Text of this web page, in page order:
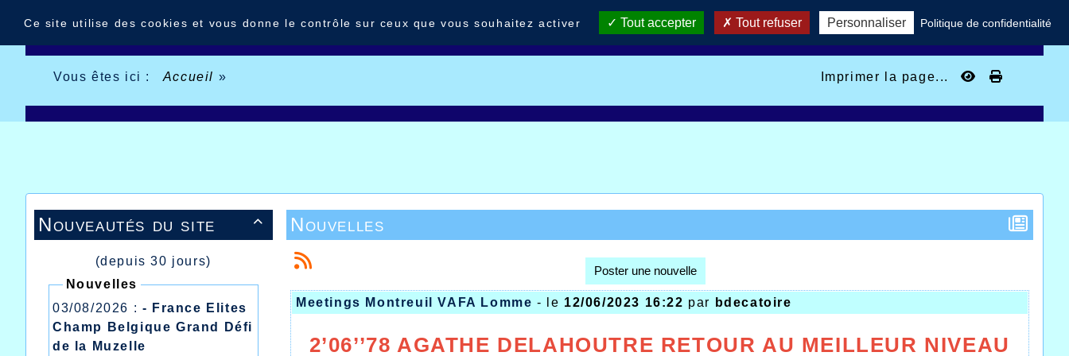
Vous êtes ici : Accueil » Imprimer la page...

Nouveautés du site
(depuis 30 jours)
Nouvelles
03/08/2026 : - France Elites
Champ Belgique Grand Défi
de la Muzelle
Nouvelles
Poster une nouvelle
Meetings Montreuil VAFA Lomme - le 12/06/2023 16:22 par bdecatoire
2’06’’78 AGATHE DELAHOUTRE RETOUR AU MEILLEUR NIVEAU
Ce site utilise des cookies et vous donne le contrôle sur ceux que vous souhaitez activer Tout accepter Tout refuser Personnaliser Politique de confidentialité